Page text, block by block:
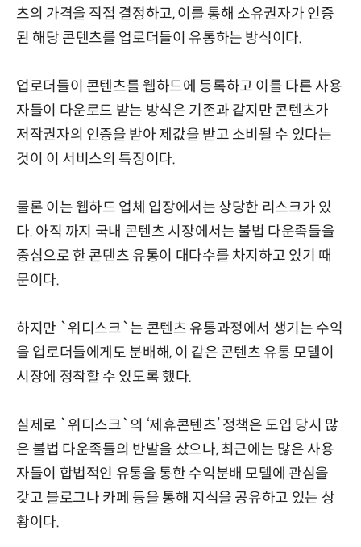
츠의 가격을 직접 결정하고, 이를 통해 소유권자가 인증
된 해당 콘텐츠를 업로더들이 유통하는 방식이다.
업로더들이 콘텐츠를 웹하드에 등록하고 이를 다른 사용
자들이 다운로드 받는 방식은 기존과 같지만 콘텐츠가
저작권자의 인증을 받아 제값을 받고 소비될 수 있다는
것이 이 서비스의 특징이다.
물론 이는 웹하드 업체 입장에서는 상당한 리스크가 있
다. 아직 까지 국내 콘텐츠 시장에서는 불법 다운족들을
중심으로 한 콘텐츠 유통이 대다수를 차지하고 있기 때
문이다.
하지만 `위디스크`는 콘텐츠 유통과정에서 생기는 수익
을 업로더들에게도 분배해, 이 같은 콘텐츠 유통 모델이
시장에 정착할 수 있도록 했다.
실제로 `위디스크`의 ‘제휴콘텐츠’ 정책은 도입 당시 많
은 불법 다운족들의 반발을 샀으나, 최근에는 많은 사용
자들이 합법적인 유통을 통한 수익분배 모델에 관심을
갖고 블로그나 카페 등을 통해 지식을 공유하고 있는 상
황이다.